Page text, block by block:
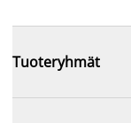
Tuoteryhmät